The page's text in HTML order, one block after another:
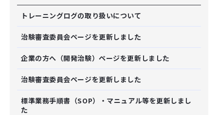
トレーニングログの取り扱いについて
治験審査委員会ページを更新しました
企業の方へ（開発治験）ページを更新しました
治験審査委員会ページを更新しました
標準業務手順書（SOP）・マニュアル等を更新しまし
た